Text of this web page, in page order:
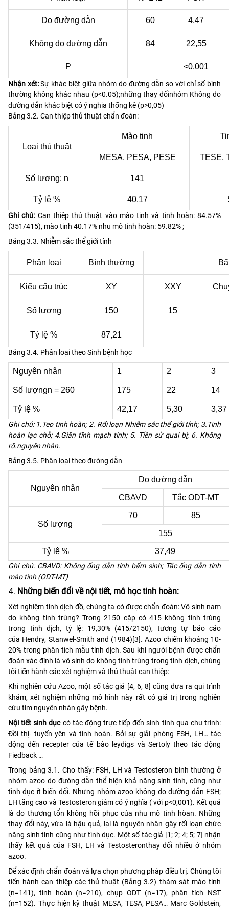
Do đường dẫn 60 4,47
Không do đường dẫn 84 22,55
P <0,001
Nhận xét:Sự khác biệt giữa nhóm do đường dẫn so với chỉ số bình
thường không khác nhau (p<0.05);những thay đổinhóm Không do
đường dẫn khác biệt có ý nghia thống kê (p>0,05)
Bảng 3.2. Can thiệp thủ thuật chẩn đoán:
Loại thủ thuật
Mào tinh
MESA, PESA, PESE TESE,
Số lượng: n 141
Tỷ lệ % 40.17
Ghi chú: Can thiệp thủ thuật vào mào tinh và tinh hoàn: 84.57%
(351/415), mào tinh 40.17% nhu mô tinh hoàn: 59.82% ;
Bảng 3.3. Nhiễm sắc thể giới tính
Phân loại Bình thường
Kiểu cấu trúc XY XXY
Số lượng 150 15
Tỷ lệ % 87,21
Bảng 3.4. Phân loại theo Sinh bệnh học
Nguyên nhân 1 2 3
Số lượngn = 260 175 22 14
Tỷ lệ % 42,17 5,30 3,37
Ghi chú: 1.Teo tinh hoàn; 2. Rối loạn Nhiễm sắc thể giới tính; 3.Tinh
hoàn lạc chỗ; 4.Giãn tĩnh mạch tinh; 5. Tiền sử quai bị; 6. Không
rõ.nguyên nhân.
Bảng 3.5. Phân loại theo đường dẫn
Nguyên nhân
Do đường dẫn
CBAVD Tắc ODT-MT
Số lượng
70 85
155
Tỷ lệ % 37,49
Ghi chú: CBAVD: Không ống dẫn tinh bẩm sinh; Tắc ống dẫn tinh
mào tinh (ODT-MT)
Những biến đổi về nội tiết, mô học tinh hoàn:
Xét nghiệm tinh dịch đồ, chúng ta có được chẩn đoán: Vô sinh nam
do không tinh trùng? Trong 2150 cặp có 415 không tinh trùng
trong tinh dịch, tỷ lệ: 19,30% (415/2150), tương tự báo cáo
của Hendry, Stanwel-Smith and (1984)[3].Azoo chiếm khoảng 10-
20% trong phân tích mẫu tinh dịch. Sau khi người bệnh được chẩn
đoán xác định là vô sinh do không tinh trùng trong tinh dịch, chúng
tôi tiến hành các xét nghiệm và thủ thuật can thiệp:
Khi nghiên cứu Azoo, một số tác giả [4, 6, 8] cũng đưa ra qui trình
khám, xét nghiệm những mô hình này rất có giá trị trong nghiên
cứu tìm nguyên nhân gây bệnh.
Nội tiết sinh dụccó tác động trực tiếp đến sinh tinh qua chu trình:
Đồi thị- tuyến yên và tinh hoàn. Bởi sự giải phóng FSH, LH… tác
động đến recepter của tế bào leydigs và Sertoly theo tác động
Fiedback …
Trong bảng 3.1. Cho thấy: FSH, LH và Testosteron bình thường ở
nhóm azoo do đường dẫn thể hiện khả năng sinh tinh, cũng như
tình dục ít biến đổi. Nhưng nhóm azoo không do đường dẫn FSH;
LH tăng cao và Testosteron giảm có ý nghĩa ( với p<0,001). Kết quả
là do thương tổn không hồi phục của nhu mô tinh hòan. Những
thay đổi này, vừa là hậu quả, lại là nguyên nhân gây rối loạn chức
năng sinh tinh cũng như tình dục. Một số tác giả [1; 2; 4; 5; 7] nhận
thấy kết quả của FSH, LH và Testosteronthay đổi nhiều ở nhóm
azoo.
Để xác định chẩn đoán và lựa chọn phương pháp điều trị. Chúng tôi
tiến hành can thiệp các thủ thuật (Bảng 3.2) thám sát mào tinh
(n=141), tinh hoàn (n=210), chụp ODT (n=17), phân tích NST
(n=152). Thực hiện kỹ thuật MESA, TESA, PESA… Marc Goldstein,